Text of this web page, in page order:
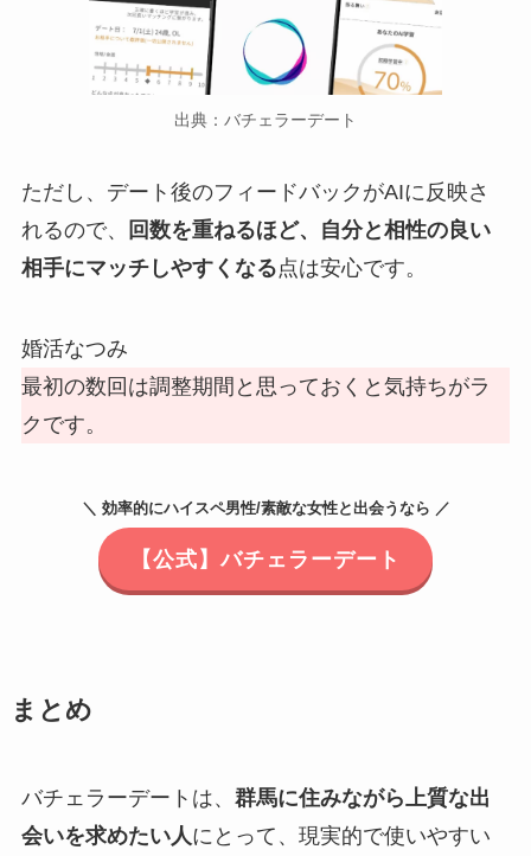
出典：バチェラーデート
ただし、デート後のフィードバックがAIに反映さ
れるので、
回数を重ねるほど、自分と相性の良い
相手にマッチしやすくなる点は安心です。
婚活なつみ
最初の数回は調整期間と思っておくと気持ちがラ
クです。
＼ 効率的にハイスペ男性/素敵な女性と出会うなら ／
【公式】バチェラーデート
まとめ
バチェラーデートは、 群馬に住みながら上質な出
会いを求めたい人 にとって、現実的で使いやすい